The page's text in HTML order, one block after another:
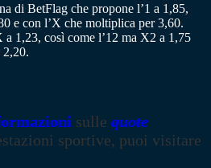
di BetFlag che propone l’1 a 1,85,
e con l’X che moltiplica per 3,60.
1,23, così come l’12 ma X2 a 1,75
2,20.
sulle quote
sportive, puoi visitare